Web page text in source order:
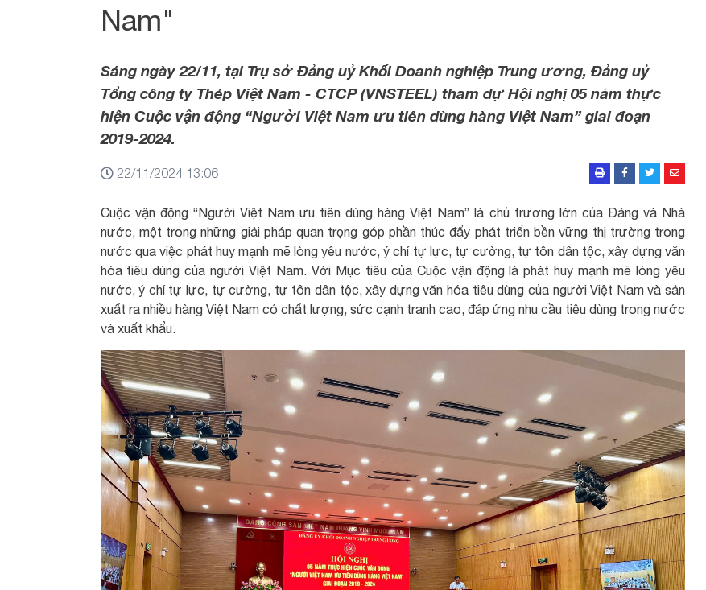
Nam"
Sáng ngày 22/11, tại Trụ sở Đảng uỷ Khối Doanh nghiệp Trung ương, Đảng uỷ
Tổng công ty Thép Việt Nam - CTCP (VNSTEEL) tham dự Hội nghị 05 năm thực
hiện Cuộc vận động “Người Việt Nam ưu tiên dùng hàng Việt Nam” giai đoạn
2019-2024.
22/11/2024 13:06
Cuộc vận động “Người Việt Nam ưu tiên dùng hàng Việt Nam” là chủ trương lớn của Đảng và Nhà
nước, một trong những giải pháp quan trọng góp phần thúc đẩy phát triển bền vững thị trường trong
nước qua việc phát huy mạnh mẽ lòng yêu nước, ý chí tự lực, tự cường, tự tôn dân tộc, xây dựng văn
hóa tiêu dùng của người Việt Nam. Với Mục tiêu của Cuộc vận động là phát huy mạnh mẽ lòng yêu
nước, ý chí tự lực, tự cường, tự tôn dân tộc, xây dựng văn hóa tiêu dùng của người Việt Nam và sản
xuất ra nhiều hàng Việt Nam có chất lượng, sức cạnh tranh cao, đáp ứng nhu cầu tiêu dùng trong nước
và xuất khẩu.